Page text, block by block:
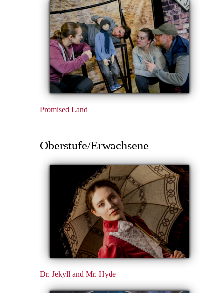
Promised Land
Oberstufe/Erwachsene
Dr. Jekyll and Mr. Hyde